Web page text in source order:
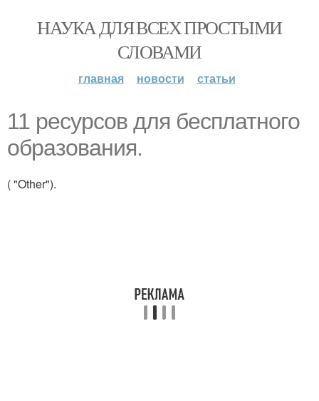
НАУКА ДЛЯ ВСЕХ ПРОСТЫМИ
СЛОВАМИ
главная новости статьи
11 ресурсов для бесплатного
образования.
( "Other").